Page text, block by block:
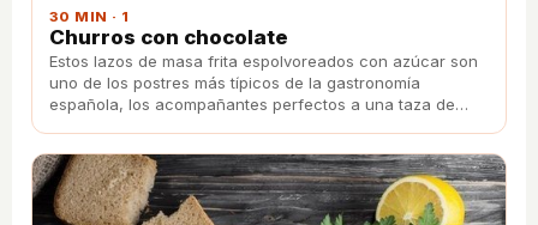
30 MIN · 1
Churros con chocolate
Estos lazos de masa frita espolvoreados con azúcar son
uno de los postres más típicos de la gastronomía
española, los acompañantes perfectos a una taza de